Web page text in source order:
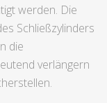
werden. Die
Schließzylinders
die
verlängern